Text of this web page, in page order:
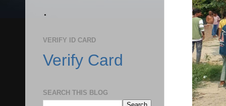
.
VERIFY ID CARD
Verify Card
SEARCH THIS BLOG